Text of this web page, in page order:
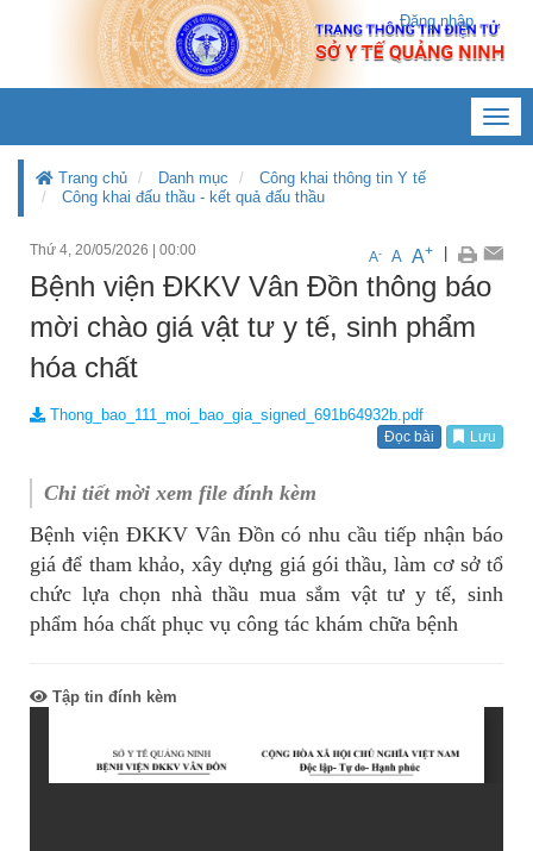
Đăng nhập
Trang chủ Danh mục
Công khai thông tin Y tế
Công khai đấu thầu - kết quả đấu thầu
Thứ 4, 20/05/2026 00:00 A- A A+
Bệnh viện ĐKKV Vân Đồn thông báo
mời chào giá vật tư y tế, sinh phẩm
hóa chất
Thong_bao_111_moi_bao_gia_signed_691b64932b.pdf
Đọc bài Lưu
Chi tiết mời xem file đính kèm
Bệnh viện ĐKKV Vân Đồn có nhu cầu tiếp nhận báo
giá để tham khảo, xây dựng giá gói thầu, làm cơ sở tổ
chức lựa chọn nhà thầu mua sắm vật tư y tế, sinh
phẩm hóa chất phục vụ công tác khám chữa bệnh
Tập tin đính kèm